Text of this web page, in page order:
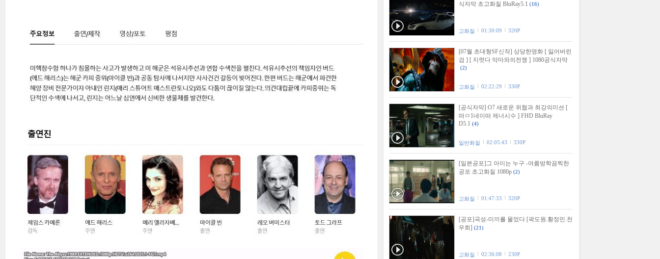
식자막 초고화질 BluRay5.1 (16)
고화질 01:30:09 320P
[07월 초대형SF신작] 상당한영화 [ 잃어버린
검 ] [ 지렷다 악마와의전쟁 ] 1080공식자막
(2)
고화질 02:22:29 330P
[공식자막] O7 새로운 위협과 최강의미션 [
떠ㅁ1네이떠 제너시수 ] FHD BluRay
D5.1 (4)
일반화질 02:05:43 330P
[일본공포]그 아이는 누구 -여름방학끔찍한
공포 초고화질 1080p (2)
고화질 01:47:33 320P
[공포]곡성-미끼를 물었다 [곽도원.황정민.천
우희] (21)
고화질 02:36:08 230P